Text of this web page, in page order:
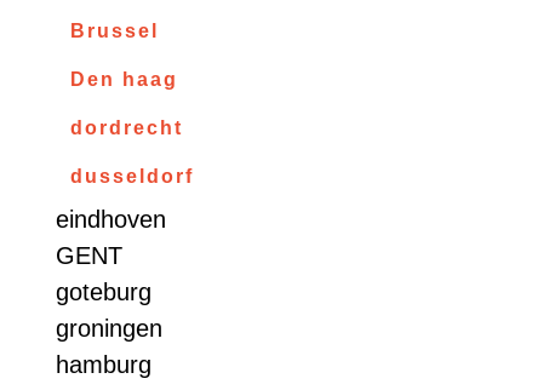
Brussel
Den haag
dordrecht
dusseldorf
eindhoven
GENT
goteburg
groningen
hamburg